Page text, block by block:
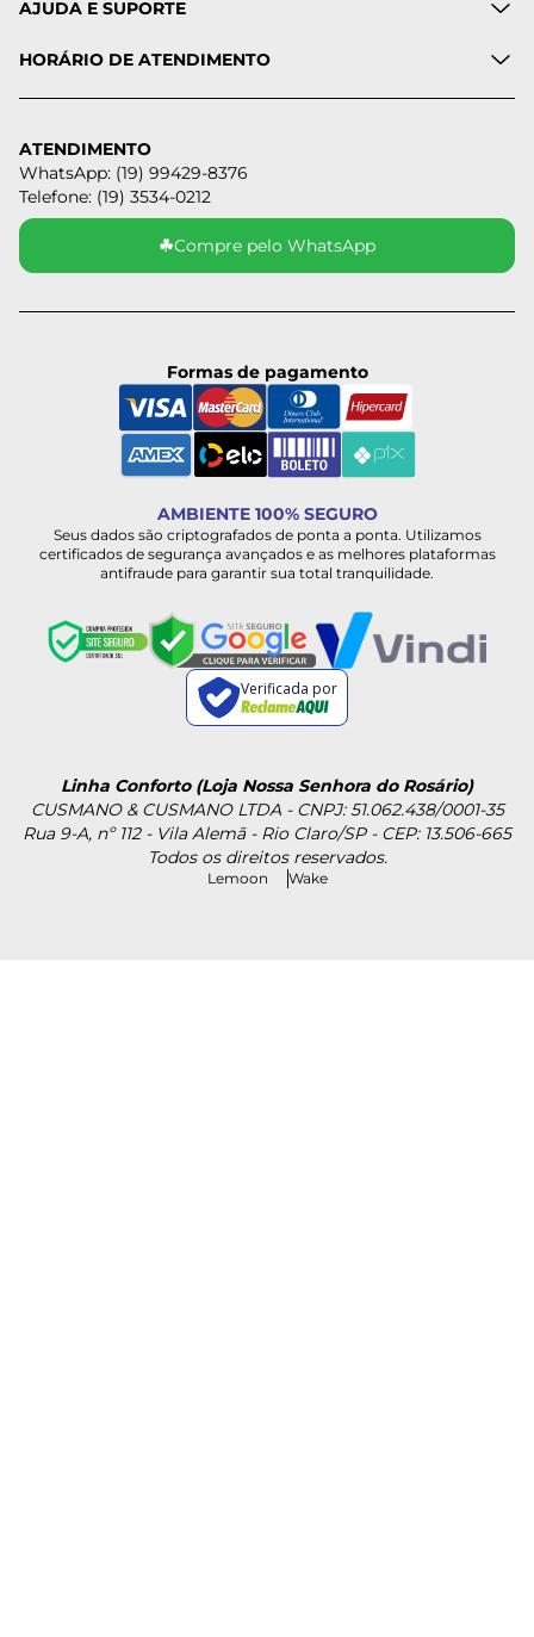
AJUDA E SUPORTE
HORÁRIO DE ATENDIMENTO
ATENDIMENTO
WhatsApp: (19) 99429-8376
Telefone: (19) 3534-0212
☘Compre pelo WhatsApp
Formas de pagamento
AMBIENTE 100% SEGURO
Seus dados são criptografados de ponta a ponta. Utilizamos
certificados de segurança avançados e as melhores plataformas
antifraude para garantir sua total tranquilidade.
Verificada por
Linha Conforto (Loja Nossa Senhora do Rosário)
CUSMANO & CUSMANO LTDA - CNPJ: 51.062.438/0001-35
Rua 9-A, nº 112 - Vila Alemã - Rio Claro/SP - CEP: 13.506-665
Todos os direitos reservados.
Lemoon Wake